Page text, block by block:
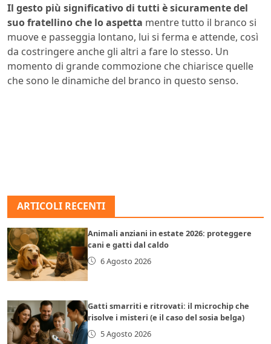
Il gesto più significativo di tutti è sicuramente del
suo fratellino che lo aspetta mentre tutto il branco si
muove e passeggia lontano, lui si ferma e attende, così
da costringere anche gli altri a fare lo stesso. Un
momento di grande commozione che chiarisce quelle
che sono le dinamiche del branco in questo senso.
ARTICOLI RECENTI
Animali anziani in estate 2026: proteggere
cani e gatti dal caldo
6 Agosto 2026
Gatti smarriti e ritrovati: il microchip che
risolve i misteri (e il caso del sosia belga)
5 Agosto 2026